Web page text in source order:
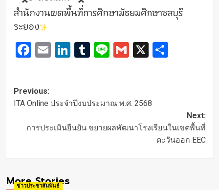
สำนักงานเขตพื้นที่การศึกษามัธยมศึกษาชลบุรี
ระยอง
Facebook
Email
LinkedIn
Tumblr
LineGmail
X Share
Post
navigation
Previous:
ITA Online ประจำปีงบประมาณ พ.ศ. 2568
Next:
การประเมินยืนยัน ขยายผลพัฒนาโรงเรียนในเขตพื้นที่
ตะวันออก EEC
More Stories
ข่าวประชาสัมพันธ์